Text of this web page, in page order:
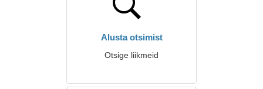
Alusta otsimist
Otsige liikmeid